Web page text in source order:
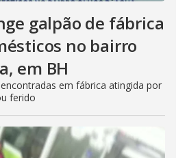
galpão de fábrica
no bairro
em BH
em fábrica atingida por
ferido